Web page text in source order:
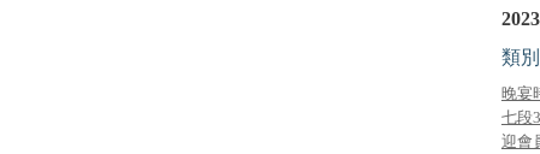
類
晚宴
七段
迎會